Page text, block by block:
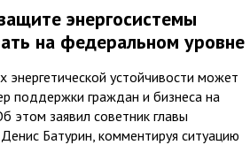
энергосистемы
на федеральном уровне
устойчивости может
поддержки граждан и бизнеса на
этом заявил советник главы
Батурин, комментируя ситуацию